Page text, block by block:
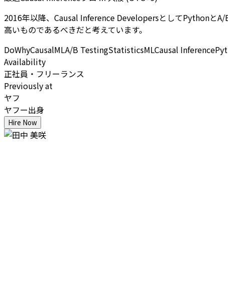
2016年以降、Causal Inference DevelopersとしてPythonと
高いものであるべきだと考えています。
DoWhyCausalMLA/B TestingStatisticsMLCausal Inference
Availability
正社員・フリーランス
Previously at
ヤフ
ヤフー出身
Hire Now